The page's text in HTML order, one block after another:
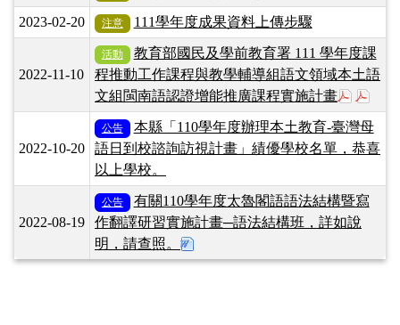
2023-02-20 注意 111學年度成果資料上傳步驟
2022-11-10
活動
教育部國民及學前教育署 111 學年度課
程推動工作課程與教學輔導組語文領域本土語
文組閩南語認證增能推廣課程實施計畫
於彈
2022-10-20
公告
本縣「110學年度辦理本土教育-臺灣母
語日到校諮詢訪視計畫」績優學校名單，恭喜
以上學校。
2022-08-19
公告
有關110學年度太魯閣語語法結構暨寫
作翻譯研習實施計畫─語法結構班，詳如說
明，請查照。